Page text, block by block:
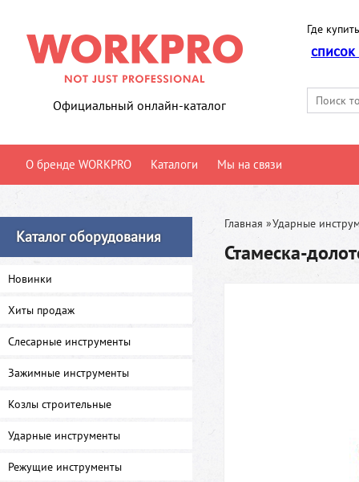
Официальный онлайн-каталог
Где
О бренде WORKPRO Каталоги Мы на связи
Каталог оборудования
Новинки
Хиты продаж
Слесарные инструменты
Зажимные инструменты
Козлы строительные
Ударные инструменты
Режущие инструменты
Главная »Ударные
Стамеска-